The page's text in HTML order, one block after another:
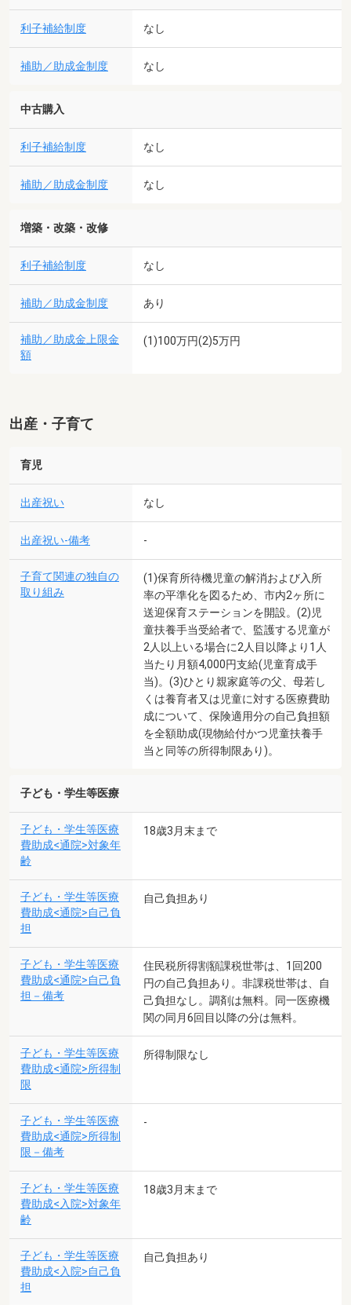
利子補給制度 なし
補助／助成金制度 なし
中古購入
利子補給制度 なし
補助／助成金制度 なし
増築・改築・改修
利子補給制度 なし
補助／助成金制度 あり
補助／助成金上限金
額
(1)100万円(2)5万円
出産・子育て
育児
出産祝い なし
出産祝い-備考 -
子育て関連の独自の
取り組み
(1)保育所待機児童の解消および入所
率の平準化を図るため、市内2ヶ所に
送迎保育ステーションを開設。(2)児
童扶養手当受給者で、監護する児童が
2人以上いる場合に2人目以降より1人
当たり月額4,000円支給(児童育成手
当)。(3)ひとり親家庭等の父、母若し
くは養育者又は児童に対する医療費助
成について、保険適用分の自己負担額
を全額助成(現物給付かつ児童扶養手
当と同等の所得制限あり)。
子ども・学生等医療
子ども・学生等医療
費助成<通院>対象年
齢
18歳3月末まで
子ども・学生等医療
費助成<通院>自己負
担
自己負担あり
子ども・学生等医療
費助成<通院>自己負
担－備考
住民税所得割額課税世帯は、1回200
円の自己負担あり。非課税世帯は、自
己負担なし。調剤は無料。同一医療機
関の同月6回目以降の分は無料。
子ども・学生等医療
費助成<通院>所得制
限
所得制限なし
子ども・学生等医療
費助成<通院>所得制
限－備考
-
子ども・学生等医療
費助成<入院>対象年
齢
18歳3月末まで
子ども・学生等医療
費助成<入院>自己負
担
自己負担あり